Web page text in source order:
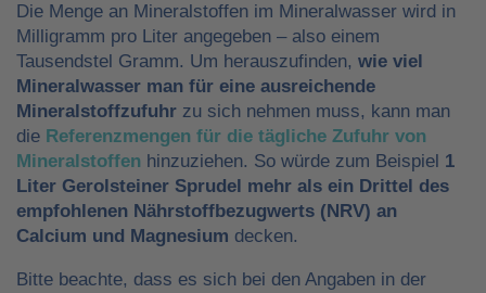
Die Menge an Mineralstoffen im Mineralwasser wird in
Milligramm pro Liter angegeben – also einem
Tausendstel Gramm. Um herauszufinden, wie viel
Mineralwasser man für eine ausreichende
Mineralstoffzufuhr zu sich nehmen muss, kann man
die Referenzmengen für die tägliche Zufuhr von
Mineralstoffen hinzuziehen. So würde zum Beispiel 1
Liter Gerolsteiner Sprudel mehr als ein Drittel des
empfohlenen Nährstoffbezugwerts (NRV) an
Calcium und Magnesium decken.
Bitte beachte, dass es sich bei den Angaben in der